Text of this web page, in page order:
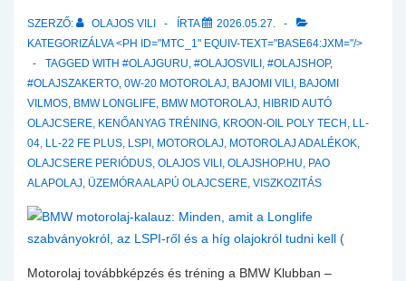
Amikor
a
labor
a
motor
elé:
profilok,
viszkozitás-
esés
SZERZŐ: OLAJOS VILI ÍRTA
2026.05.27.
KATEGORIZÁLVA <PH ID="MTC_1" EQUIV-TEXT="BASE64:JXM="/>
TAGGED WITH #OLAJGURU, #OLAJOSVILI , #OLAJSHOP,
#OLAJSZAKERTO, 0W-20 MOTOROLAJ, BAJOMI VILI , BAJOMI
VILMOS, BMW LONGLIFE, BMW MOTOROLAJ, HIBRID AUTÓ
OLAJCSERE, KENŐANYAG TRÉNING, KROON-OIL POLY TECH , LL-
04, LL-22 FE PLUS, LSPI , MOTOROLAJ, MOTOROLAJ ADALÉKOK,
OLAJCSERE PERIÓDUS, OLAJOS VILI , OLAJSHOP.HU, PAO
ALAPOLAJ, ÜZEMÓRA ALAPÚ OLAJCSERE, VISZKOZITÁS
Motorolaj továbbképzés és tréning a BMW Klubban –